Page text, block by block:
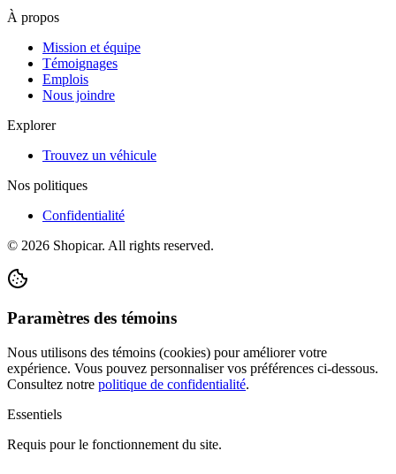
À propos
Mission et équipe
Témoignages
Emplois
Nous joindre
Explorer
Trouvez un véhicule
Nos politiques
Confidentialité
© 2026 Shopicar. All rights reserved.
Paramètres des témoins
Nous utilisons des témoins (cookies) pour améliorer votre
expérience. Vous pouvez personnaliser vos préférences ci-dessous.
Consultez notre politique de confidentialité.
Essentiels
Requis pour le fonctionnement du site.